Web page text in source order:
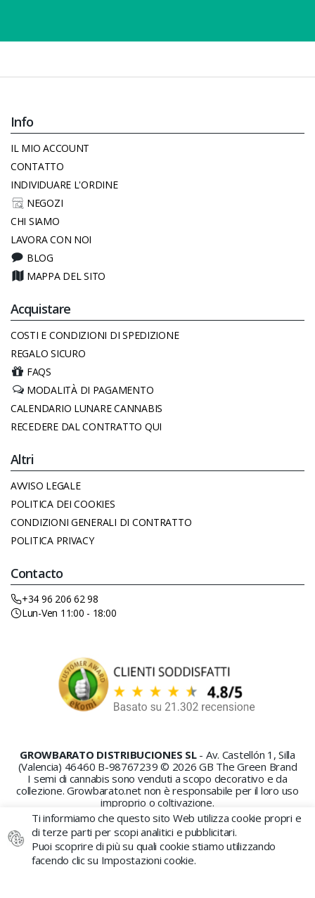
Info
IL MIO ACCOUNT
CONTATTO
INDIVIDUARE L'ORDINE
NEGOZI
CHI SIAMO
LAVORA CON NOI
BLOG
MAPPA DEL SITO
Acquistare
COSTI E CONDIZIONI DI SPEDIZIONE
REGALO SICURO
FAQS
MODALITÀ DI PAGAMENTO
CALENDARIO LUNARE CANNABIS
RECEDERE DAL CONTRATTO QUI
Altri
AVVISO LEGALE
POLITICA DEI COOKIES
CONDIZIONI GENERALI DI CONTRATTO
POLITICA PRIVACY
Contacto
+34 96 206 62 98
Lun-Ven 11:00 - 18:00
GROWBARATO DISTRIBUCIONES SL - Av. Castellón 1, Silla
(Valencia) 46460 B-98767239 © 2026 GB The Green Brand
I semi di cannabis sono venduti a scopo decorativo e da
collezione. Growbarato.net non è responsabile per il loro uso
improprio o coltivazione.
Ti informiamo che questo sito Web utilizza cookie propri e
di terze parti per scopi analitici e pubblicitari.
Puoi scoprire di più su quali cookie stiamo utilizzando
facendo clic su Impostazioni cookie.